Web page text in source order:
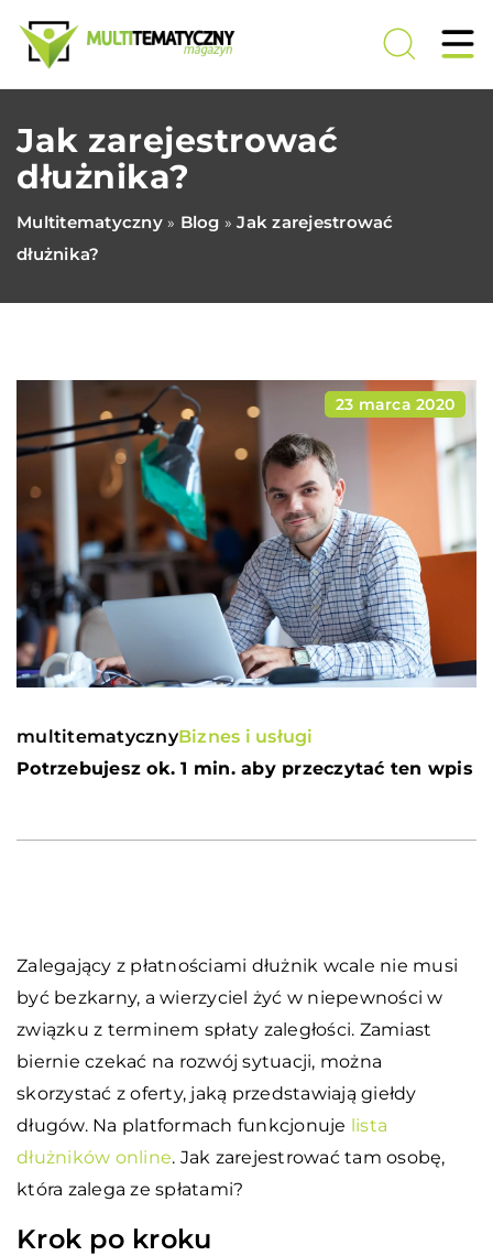
Jak zarejestrować
dłużnika?
Multitematyczny» Blog »Jak zarejestrować
dłużnika?
23 marca 2020
multitematycznyBiznes i usługi
Potrzebujesz ok. 1 min. aby przeczytać ten wpis
Zalegający z płatnościami dłużnik wcale nie musi
być bezkarny, a wierzyciel żyć w niepewności w
związku z terminem spłaty zaległości. Zamiast
biernie czekać na rozwój sytuacji, można
skorzystać z oferty, jaką przedstawiają giełdy
długów. Na platformach funkcjonuje lista
dłużników online. Jak zarejestrować tam osobę,
która zalega ze spłatami?
Krok po kroku